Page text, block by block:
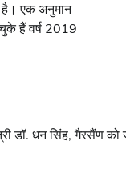
है। एक अनुमान
हैं वर्ष 2019
डॉ. धन सिंह, गैरसैंण को